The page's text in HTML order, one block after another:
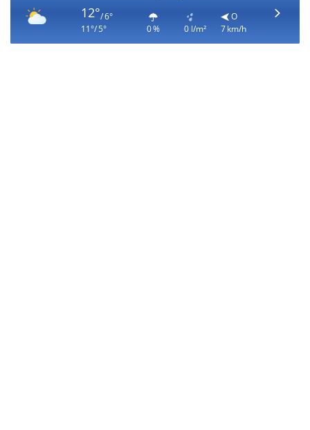
12°/ 6°
11°/ 5°
0 % 0 l/m²
O
7 km/h